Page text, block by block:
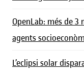
OpenLab: més de
agents
L’eclipsi solar